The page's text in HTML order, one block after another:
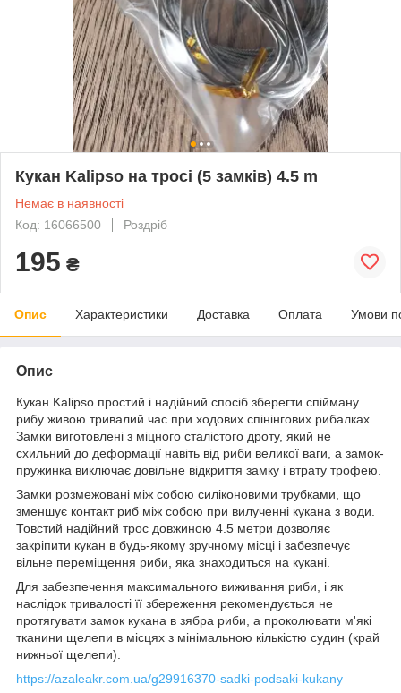
Кукан Kalipso на тросі (5 замків) 4.5 m
Немає в наявності
Код: 16066500
Роздріб
195 ₴
Опис Характеристики Доставка Оплата Умови
Опис
Кукан Kalipso простий і надійний спосіб зберегти спійману
рибу живою тривалий час при ходових спінінгових рибалках.
Замки виготовлені з міцного сталістого дроту, який не
схильний до деформації навіть від риби великої ваги, а замок-
пружинка виключає довільне відкриття замку і втрату трофею.
Замки розмежовані між собою силіконовими трубками, що
зменшує контакт риб між собою при вилученні кукана з води.
Товстий надійний трос довжиною 4.5 метри дозволяє
закріпити кукан в будь-якому зручному місці і забезпечує
вільне переміщення риби, яка знаходиться на кукані.
Для забезпечення максимального виживання риби, і як
наслідок тривалості її збереження рекомендується не
протягувати замок кукана в зябра риби, а проколювати м'які
тканини щелепи в місцях з мінімальною кількістю судин (край
нижньої щелепи).
https://azaleakr.com.ua/g29916370-sadki-podsaki-kukany